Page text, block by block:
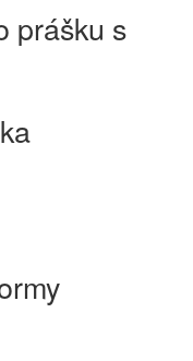
prášku s